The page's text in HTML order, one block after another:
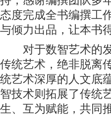
态度完成全书编撰工
与倾力出品，让本书
对于数智艺术的发
传统艺术，绝非脱离
统艺术深厚的人文底
智技术则拓展了传统
生、互为赋能，共同